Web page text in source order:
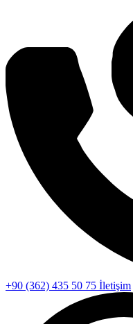
+90 (362) 435 50 75 İletişim